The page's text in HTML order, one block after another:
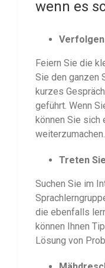
wenn es
Feiern Sie die
Sie den ganzen
kurzes
geführt. Wenn
können Sie sich
weiterzumachen.
Treten
Suchen Sie im
die ebenfalls
können Ihnen
Lösung von